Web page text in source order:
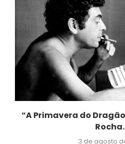
“A Primavera do
3 de agosto